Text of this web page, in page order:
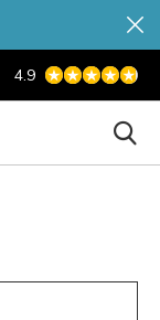
7 Dagen Per
4.9